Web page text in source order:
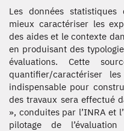
Les données
mieux caractériser les
des aides et le contexte
en produisant des
évaluations. Cette
quantifier/caractériser
indispensable pour
des travaux sera effectué
», conduites par l’INRA et
pilotage de